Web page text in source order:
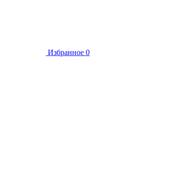
Избранное 0